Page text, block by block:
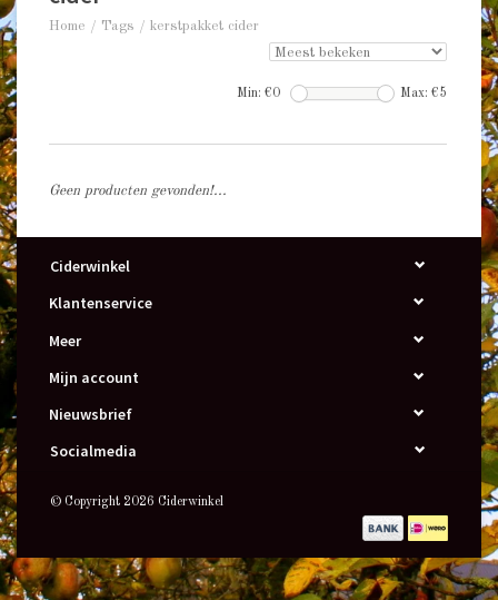
Home / Tags / kerstpakket cider
Min: €0 Max: €5
Geen producten gevonden!...
Ciderwinkel
Klantenservice
Meer
Mijn account
Nieuwsbrief
Socialmedia
© Copyright 2026 Ciderwinkel